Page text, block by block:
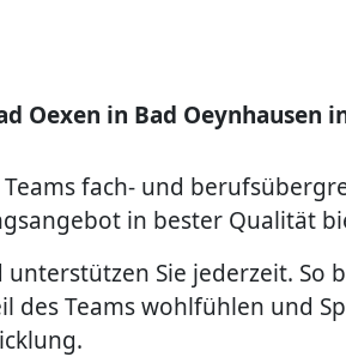
Oexen in Bad Oeynhausen
fach- und
in bester Qualität
Sie jederzeit. So
des Teams wohlfühlen und